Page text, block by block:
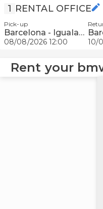
1 RENTAL OFFICE
Pick-up
Barcelona - Igualada
08/08/2026 12:00 10/
Rent your